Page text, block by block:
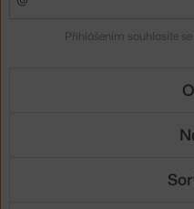
Přihlášením souhlasíte se